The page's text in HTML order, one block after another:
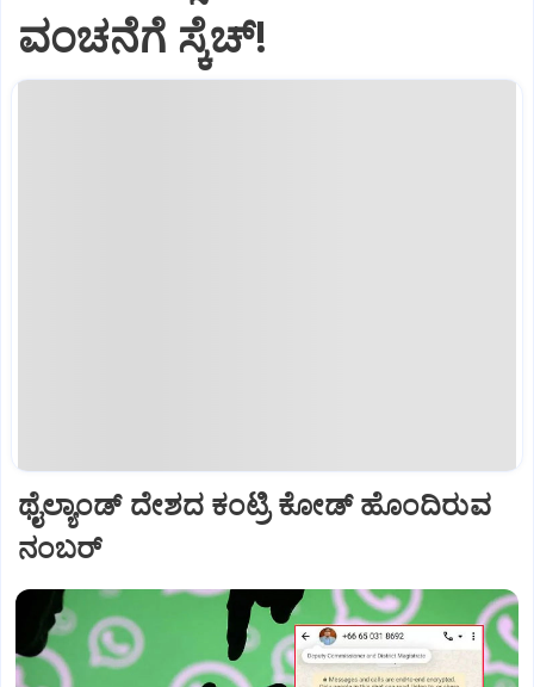
ವಂಚನೆಗೆ ಸ್ಕೆಚ್!
ಥೈಲ್ಯಾಂಡ್ ದೇಶದ ಕಂಟ್ರಿ ಕೋಡ್ ಹೊಂದಿರುವ
ನಂಬರ್‌